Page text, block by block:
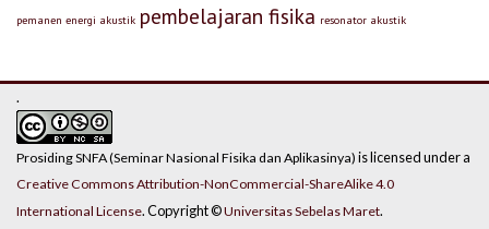
pemanen energi akustik pembelajaran fisika resonator akustik
.
Prosiding SNFA (Seminar Nasional Fisika dan Aplikasinya) is licensed under a
Creative Commons Attribution-NonCommercial-ShareAlike 4.0
International License. Copyright ©Universitas Sebelas Maret.